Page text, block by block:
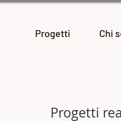
Progetti Chi
Progetti